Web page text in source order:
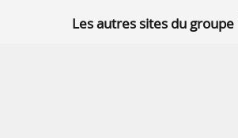
Les autres sites du groupe